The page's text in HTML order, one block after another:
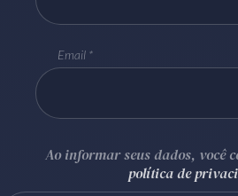
Email
Ao informar seus dados, você
política de